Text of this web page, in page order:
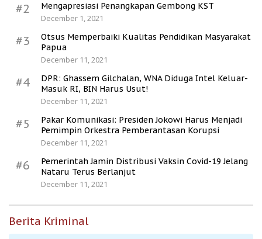
#2
Mengapresiasi Penangkapan Gembong KST
December 1, 2021
#3
Otsus Memperbaiki Kualitas Pendidikan Masyarakat
Papua
December 11, 2021
#4
DPR: Ghassem Gilchalan, WNA Diduga Intel Keluar-
Masuk RI, BIN Harus Usut!
December 11, 2021
#5
Pakar Komunikasi: Presiden Jokowi Harus Menjadi
Pemimpin Orkestra Pemberantasan Korupsi
December 11, 2021
#6
Pemerintah Jamin Distribusi Vaksin Covid-19 Jelang
Nataru Terus Berlanjut
December 11, 2021
Berita Kriminal